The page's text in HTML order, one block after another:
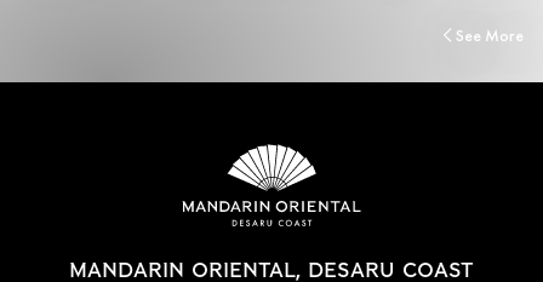
See More
MANDARIN ORIENTAL, DESARU COAST